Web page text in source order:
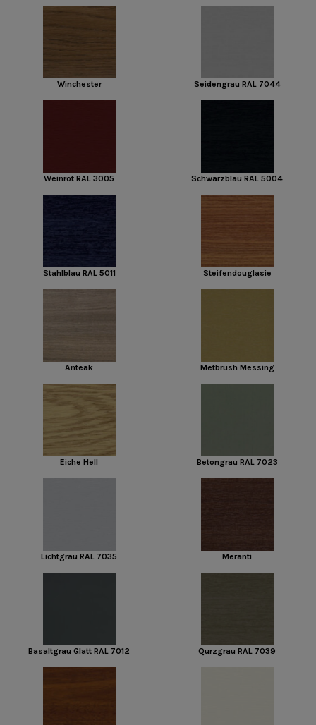
Winchester Seidengrau RAL 7044
Weinrot RAL 3005 Schwarzblau RAL 5004
Stahlblau RAL 5011 Steifendouglasie
Anteak Metbrush Messing
Eiche Hell Betongrau RAL 7023
Lichtgrau RAL 7035 Meranti
Basaltgrau Glatt RAL 7012 Qurzgrau RAL 7039